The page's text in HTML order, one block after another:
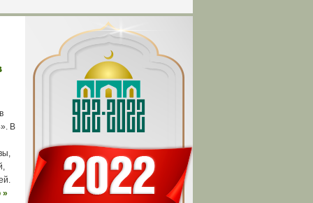
В
»